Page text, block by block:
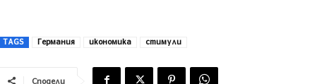
TAGS Германия икономика стимули
Сподели